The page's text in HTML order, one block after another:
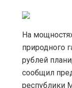
На
природного
рублей
сообщил
республики